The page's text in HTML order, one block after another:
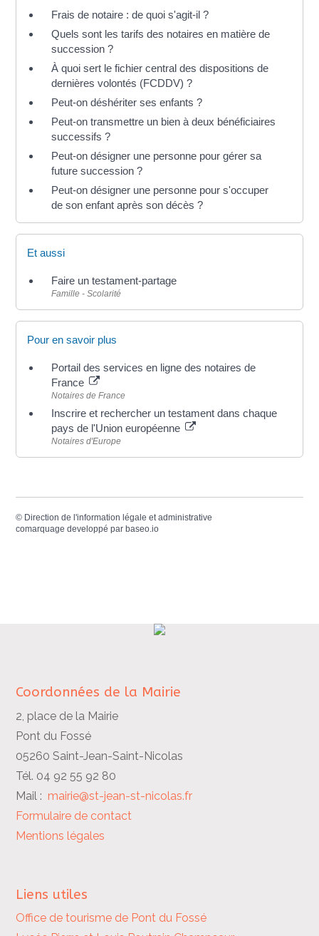
Frais de notaire : de quoi s'agit-il ?
Quels sont les tarifs des notaires en matière de
succession ?
À quoi sert le fichier central des dispositions de
dernières volontés (FCDDV) ?
Peut-on déshériter ses enfants ?
Peut-on transmettre un bien à deux bénéficiaires
successifs ?
Peut-on désigner une personne pour gérer sa
future succession ?
Peut-on désigner une personne pour s'occuper
de son enfant après son décès ?
Et aussi
Faire un testament-partage
Famille - Scolarité
Pour en savoir plus
Portail des services en ligne des notaires de
France
Notaires de France
Inscrire et rechercher un testament dans chaque
pays de l'Union européenne
Notaires d'Europe
© Direction de l'information légale et administrative
comarquage developpé par baseo.io
Coordonnées de la Mairie
2, place de la Mairie
Pont du Fossé
05260 Saint-Jean-Saint-Nicolas
Tél. 04 92 55 92 80
Mail :mairie@st-jean-st-nicolas.fr
Formulaire de contact
Mentions légales
Liens utiles
Office de tourisme de Pont du Fossé